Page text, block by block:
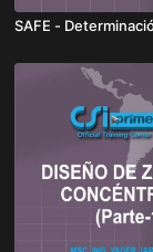
SAFE -